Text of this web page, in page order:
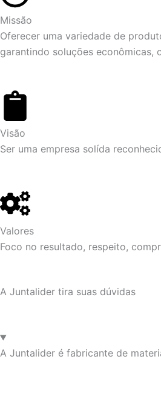
Missão
Oferecer uma variedade de
garantindo soluções econômicas,
Visão
Ser uma empresa solída
Valores
Foco no resultado, respeito,
A Juntalider tira suas dúvidas
A Juntalider é fabricante de